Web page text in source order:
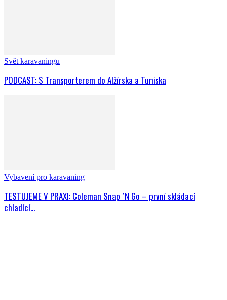
Svět karavaningu
PODCAST: S Transporterem do Alžírska a Tuniska
Vybavení pro karavaning
TESTUJEME V PRAXI: Coleman Snap `N Go – první skládací
chladící...